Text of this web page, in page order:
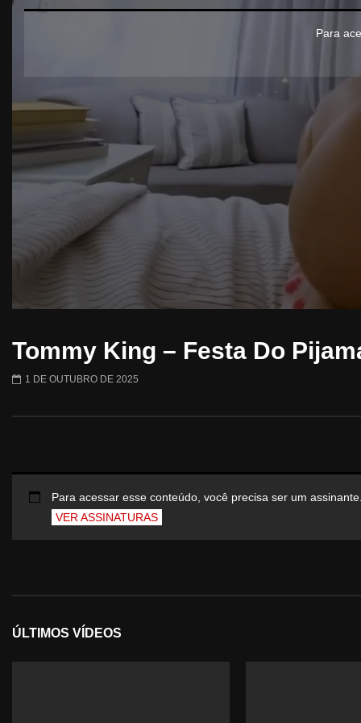
Para
Tommy King – Festa Do
1 DE OUTUBRO DE 2025
Para acessar esse conteúdo, você precisa ser um
VER ASSINATURAS
ÚLTIMOS VÍDEOS